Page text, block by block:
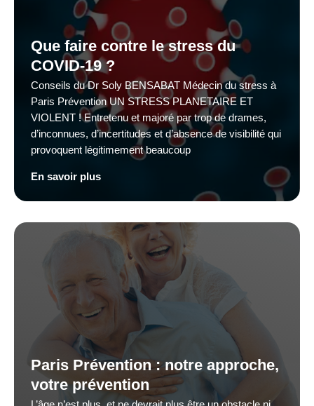
Que faire contre le stress du
COVID-19 ?
Conseils du Dr Soly BENSABAT Médecin du stress à
Paris Prévention UN STRESS PLANETAIRE ET
VIOLENT ! Entretenu et majoré par trop de drames,
d’inconnues, d’incertitudes et d’absence de visibilité qui
provoquent légitimement beaucoup
En savoir plus
Paris Prévention : notre approche,
votre prévention